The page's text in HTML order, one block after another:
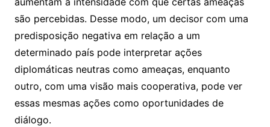
são percebidas. Desse modo, um decisor com uma
predisposição negativa em relação a um
determinado país pode interpretar ações
diplomáticas neutras como ameaças, enquanto
outro, com uma visão mais cooperativa, pode ver
essas mesmas ações como oportunidades de
diálogo.